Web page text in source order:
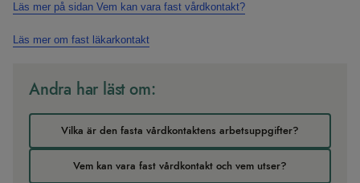
Läs mer på sidan Vem kan vara fast vårdkontakt?
Läs mer om fast läkarkontakt
Andra har läst om:
Vilka är den fasta vårdkontaktens arbetsuppgifter?
Vem kan vara fast vårdkontakt och vem utser?